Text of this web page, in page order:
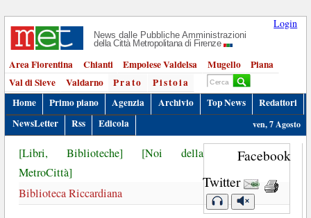
Login
News dalle Pubbliche Amministrazioni
della Città Metropolitana di Firenze
Area Fiorentina Chianti Empolese Valdelsa Mugello
Piana
Val di Sieve
Valdarno Prato
Pistoia
Home
Primo piano Agenzia Archivio Top News
Redattori
NewsLetter
Rss Edicola ven, 7 Agosto
Facebook
Twitter
[Libri, Biblioteche]
[Noi della
MetroCittà]
Biblioteca Riccardiana